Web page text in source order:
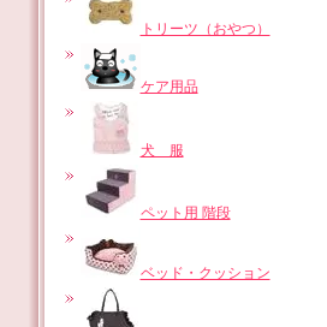
トリーツ（おやつ）
ケア用品
犬 服
ペット用 階段
ベッド・クッション